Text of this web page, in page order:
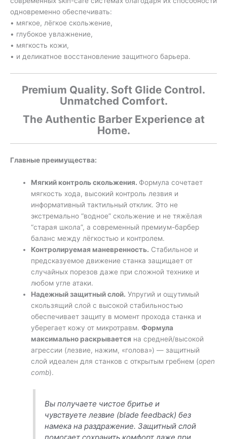
одновременно обеспечивать:
• мягкое, лёгкое скольжение,
• глубокое увлажнение,
• мягкость кожи,
• и деликатное восстановление защитного барьера.
Premium Quality. Soft Glide Control.
Unmatched Comfort.
The Authentic Barber Experience at
Home.
Главные преимущества:
Мягкий контроль скольжения. Формула сочетает
мягкость хода, высокий контроль лезвия и
информативный тактильный отклик. Это не
экстремально “водное” скольжение и не тяжёлая
“старая школа”, а современный премиум-барбер
баланс между лёгкостью и контролем.
Контролируемая маневренность. Стабильное и
предсказуемое движение станка защищает от
случайных порезов даже при сложной технике и
любом угле атаки.
Надежный защитный слой. Упругий и ощутимый
скользящий слой с высокой стабильностью
обеспечивает защиту в момент прохода станка и
уберегает кожу от микротравм.Формула
максимально раскрывается на средней/высокой
агрессии (лезвие, нажим, «голова») — защитный
слой идеален для станков с открытым гребнем (open
comb).
Вы получаете чистое бритье и
чувствуете лезвие (blade feedback) без
намека на раздражение. Защитный слой